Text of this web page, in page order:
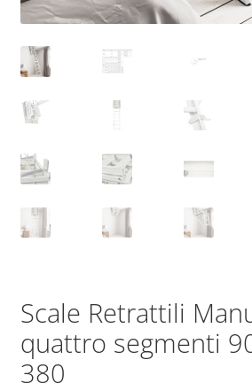
Scale Retrattili
quattro segmenti
380